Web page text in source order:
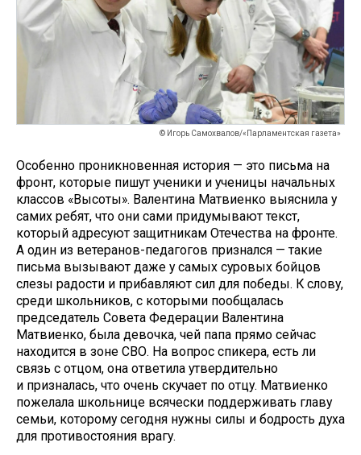
© Игорь Самохвалов/«Парламентская газета»
Особенно проникновенная история — это письма на
фронт, которые пишут ученики и ученицы начальных
классов «Высоты». Валентина Матвиенко выяснила у
самих ребят, что они сами придумывают текст,
который адресуют защитникам Отечества на фронте.
А один из ветеранов-педагогов признался — такие
письма вызывают даже у самых суровых бойцов
слезы радости и прибавляют сил для победы. К слову,
среди школьников, с которыми пообщалась
председатель Совета Федерации Валентина
Матвиенко, была девочка, чей папа прямо сейчас
находится в зоне СВО. На вопрос спикера, есть ли
связь с отцом, она ответила утвердительно
и призналась, что очень скучает по отцу. Матвиенко
пожелала школьнице всячески поддерживать главу
семьи, которому сегодня нужны силы и бодрость духа
для противостояния врагу.